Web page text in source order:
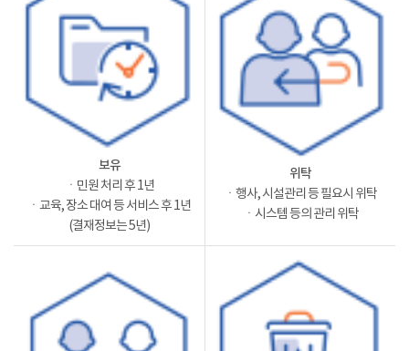
보유
ㆍ민원 처리 후 1년
ㆍ교육, 장소 대여 등 서비스 후 1년
(결재정보는 5년)
위탁
ㆍ행사, 시설관리 등 필요시 위탁
ㆍ시스템 등의 관리 위탁